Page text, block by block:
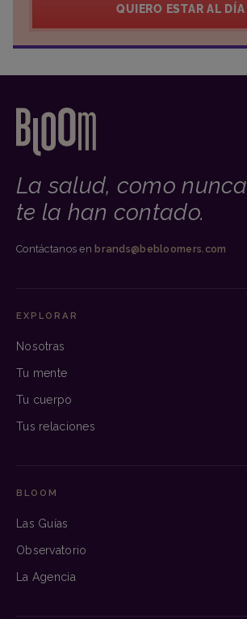
QUIERO ESTAR AL DÍA
La salud, como nunca
te la han contado.
Contáctanos enbrands@bebloomers.com
EXPLORAR
Nosotras
Tu mente
Tu cuerpo
Tus relaciones
BLOOM
Las Guías
Observatorio
La Agencia